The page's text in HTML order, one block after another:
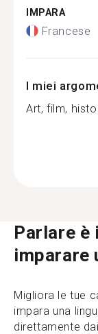
IMPARA
Francese
I miei
Art, film,
Parlare è
imparare
Migliora le tue
impara una
direttamente